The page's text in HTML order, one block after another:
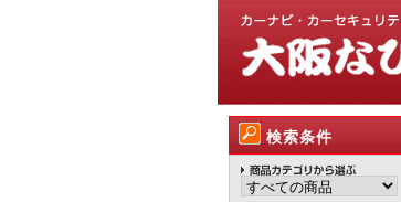
検索条件